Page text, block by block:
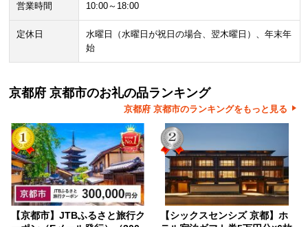
営業時間 10:00～18:00
定休日
水曜日（水曜日が祝日の場合、翌木曜日）、年末年
始
京都府 京都市のお礼の品ランキング
京都府 京都市のランキングをもっと見る
【京都市】JTBふるさと旅行ク
【シックスセンシズ 京都】ホ